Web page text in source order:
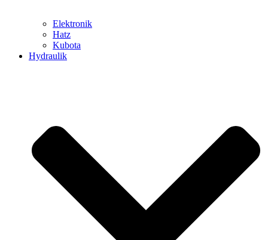
Elektronik
Hatz
Kubota
Hydraulik